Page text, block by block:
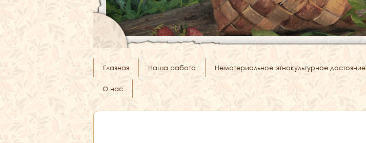
Главная Наша работа Нематериальное этнокультурное достояние
О нас